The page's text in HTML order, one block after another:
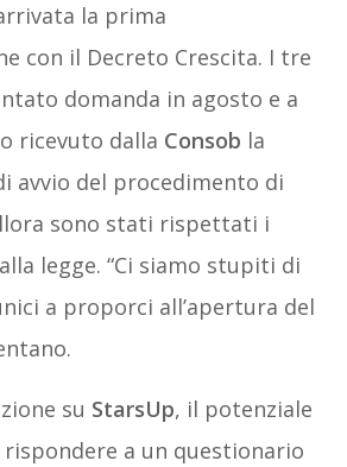
la prima
con il Decreto Crescita. I tre
domanda in agosto e a
ricevuto dalla Consob la
avvio del procedimento di
sono stati rispettati i
legge. “Ci siamo stupiti di
a proporci all’apertura del
su StarsUp, il potenziale
a un questionario